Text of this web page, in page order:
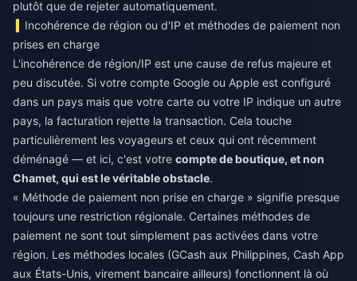
plutôt que de rejeter automatiquement.
Incohérence de région ou d'IP et méthodes de paiement non
prises en charge
L'incohérence de région/IP est une cause de refus majeure et
peu discutée. Si votre compte Google ou Apple est configuré
dans un pays mais que votre carte ou votre IP indique un autre
pays, la facturation rejette la transaction. Cela touche
particulièrement les voyageurs et ceux qui ont récemment
déménagé — et ici, c'est votre compte de boutique, et non
Chamet, qui est le véritable obstacle.
« Méthode de paiement non prise en charge » signifie presque
toujours une restriction régionale. Certaines méthodes de
paiement ne sont tout simplement pas activées dans votre
région. Les méthodes locales (GCash aux Philippines, Cash App
aux États-Unis, virement bancaire ailleurs) fonctionnent là où